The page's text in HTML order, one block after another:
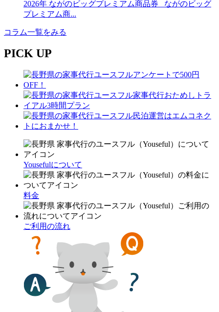
2026年 ながのビッグプレミアム商品券 ながのビッグ
プレミアム商...
コラム一覧をみる
PICK UP
Yousefulについて
料金
ご利用の流れ